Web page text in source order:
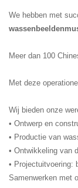
We hebben met
Meer dan 100
Met deze
Wij bieden onze
• Ontwerp en
• Productie van
• Ontwikkeling van
• Projectuitvoering:
Samenwerken met